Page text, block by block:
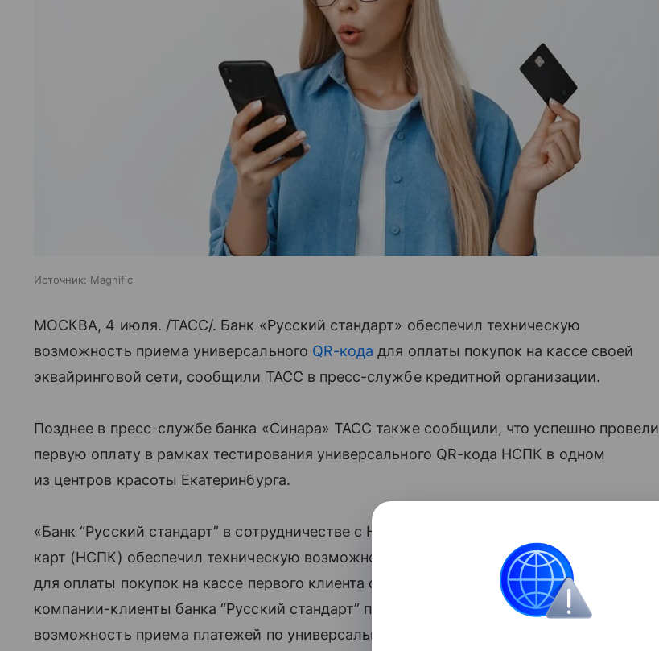
Источник: Magnific
МОСКВА, 4 июля. /ТАСС/. Банк «Русский стандарт» обеспечил техническую
возможность приема универсального QR-кода для оплаты покупок на кассе своей
эквайринговой сети, сообщили ТАСС в пресс-службе кредитной организации.
Позднее в пресс-службе банка «Синара» ТАСС также сообщили, что успешно провели
первую оплату в рамках тестирования универсального QR-кода НСПК в одном
из центров красоты Екатеринбурга.
«Банк “Русский стандарт” в сотрудничестве с Национальной системой платежных
карт (НСПК) обеспечил техническую возможность приема универсального QR-кода
для оплаты покупок на кассе первого клиента своей эквайринговой сети. Теперь
компании-клиенты банка “Русский стандарт” по
могут подключить себе
возможность приема платежей по универсальному QR-коду в своей кассовой